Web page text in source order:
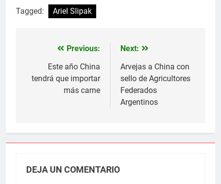
Tagged: Ariel Slipak
Navegación
entradas
Previous:
Este año China
tendrá que importar
más carne
Next:
Arvejas a China con
sello de Agricultores
Federados
Argentinos
DEJA UN COMENTARIO